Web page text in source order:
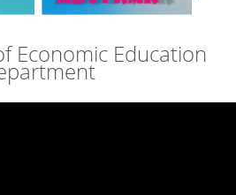
Economic Education